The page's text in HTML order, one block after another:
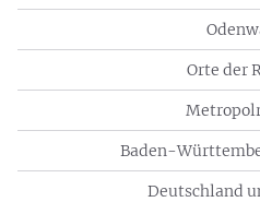
Orte der
Baden-
Deutschland